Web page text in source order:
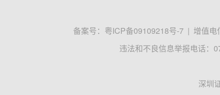
备案号： 粤ICP备09109218号-7 | 增值电
违法和不良信息举报电话：
深圳